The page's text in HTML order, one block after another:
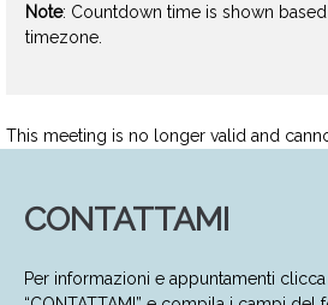
Note: Countdown time is shown
timezone.
This meeting is no longer valid and
CONTATTAMI
Per informazioni e appuntamenti